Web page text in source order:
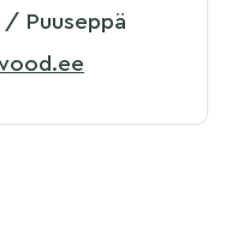
Puuseppä